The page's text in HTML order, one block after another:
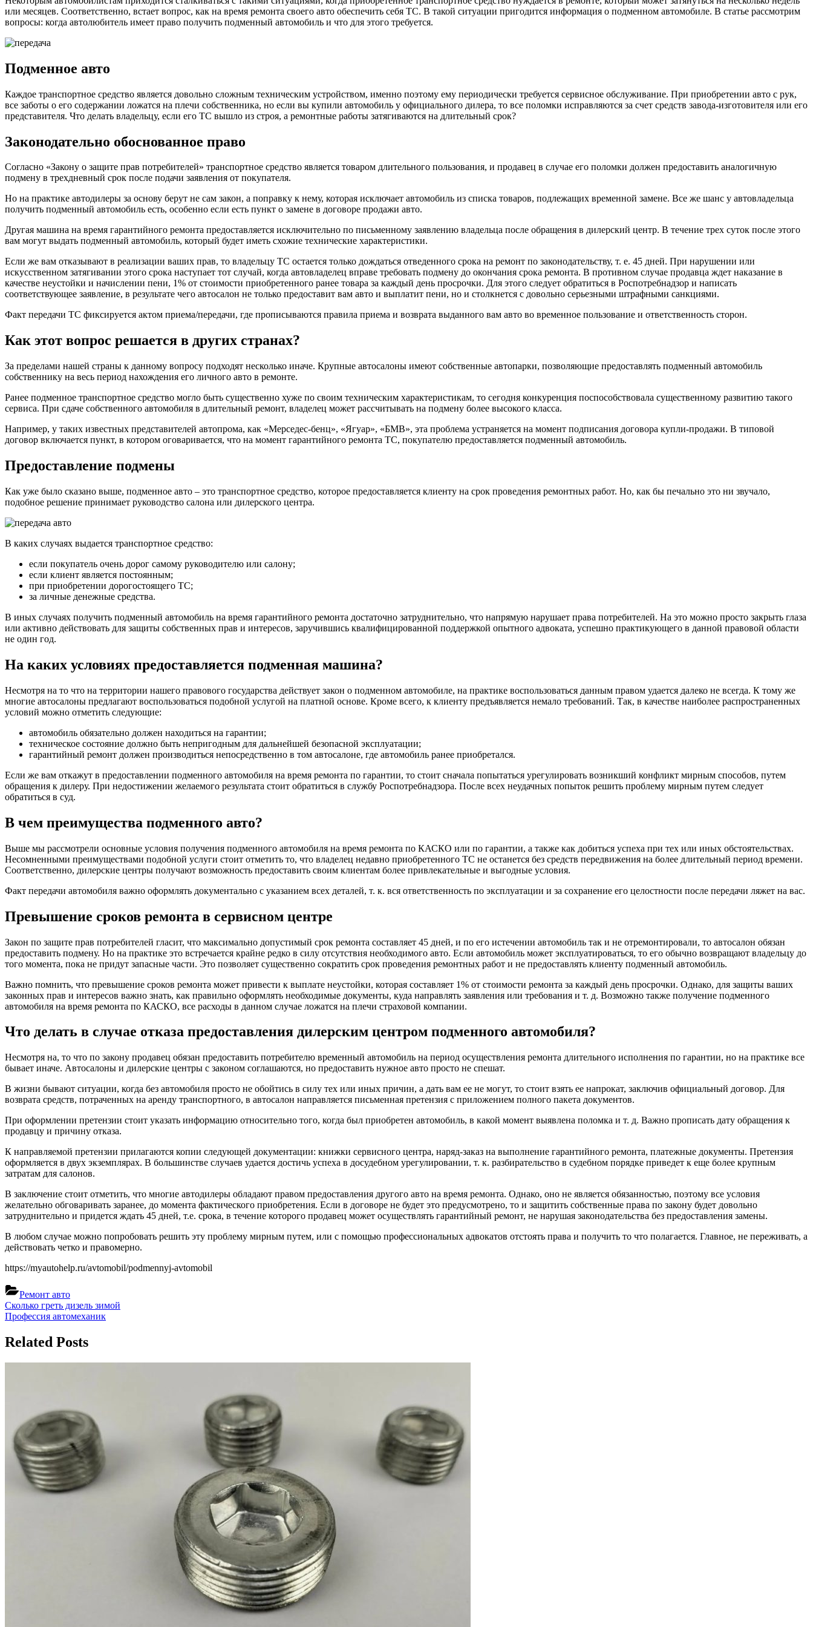
или месяцев. Соответственно, встает вопрос, как на время ремонта своего авто обеспечить себя ТС. В такой ситуации пригодится информация о подменном автомобиле. В статье рассмотрим
вопросы: когда автолюбитель имеет право получить подменный автомобиль и что для этого требуется.
Подменное авто
Каждое транспортное средство является довольно сложным техническим устройством, именно поэтому ему периодически требуется сервисное обслуживание. При приобретении авто с рук,
все заботы о его содержании ложатся на плечи собственника, но если вы купили автомобиль у официального дилера, то все поломки исправляются за счет средств завода-изготовителя или его
представителя. Что делать владельцу, если его ТС вышло из строя, а ремонтные работы затягиваются на длительный срок?
Законодательно обоснованное право
Согласно «Закону о защите прав потребителей» транспортное средство является товаром длительного пользования, и продавец в случае его поломки должен предоставить аналогичную
подмену в трехдневный срок после подачи заявления от покупателя.
Но на практике автодилеры за основу берут не сам закон, а поправку к нему, которая исключает автомобиль из списка товаров, подлежащих временной замене. Все же шанс у автовладельца
получить подменный автомобиль есть, особенно если есть пункт о замене в договоре продажи авто.
Другая машина на время гарантийного ремонта предоставляется исключительно по письменному заявлению владельца после обращения в дилерский центр. В течение трех суток после этого
вам могут выдать подменный автомобиль, который будет иметь схожие технические характеристики.
Если же вам отказывают в реализации ваших прав, то владельцу ТС остается только дождаться отведенного срока на ремонт по законодательству, т. е. 45 дней. При нарушении или
искусственном затягивании этого срока наступает тот случай, когда автовладелец вправе требовать подмену до окончания срока ремонта. В противном случае продавца ждет наказание в
качестве неустойки и начислении пени, 1% от стоимости приобретенного ранее товара за каждый день просрочки. Для этого следует обратиться в Роспотребнадзор и написать
соответствующее заявление, в результате чего автосалон не только предоставит вам авто и выплатит пени, но и столкнется с довольно серьезными штрафными санкциями.
Факт передачи ТС фиксируется актом приема/передачи, где прописываются правила приема и возврата выданного вам авто во временное пользование и ответственность сторон.
Как этот вопрос решается в других странах?
За пределами нашей страны к данному вопросу подходят несколько иначе. Крупные автосалоны имеют собственные автопарки, позволяющие предоставлять подменный автомобиль
собственнику на весь период нахождения его личного авто в ремонте.
Ранее подменное транспортное средство могло быть существенно хуже по своим техническим характеристикам, то сегодня конкуренция поспособствовала существенному развитию такого
сервиса. При сдаче собственного автомобиля в длительный ремонт, владелец может рассчитывать на подмену более высокого класса.
Например, у таких известных представителей автопрома, как «Мерседес-бенц», «Ягуар», «БМВ», эта проблема устраняется на момент подписания договора купли-продажи. В типовой
договор включается пункт, в котором оговаривается, что на момент гарантийного ремонта ТС, покупателю предоставляется подменный автомобиль.
Предоставление подмены
Как уже было сказано выше, подменное авто – это транспортное средство, которое предоставляется клиенту на срок проведения ремонтных работ. Но, как бы печально это ни звучало,
подобное решение принимает руководство салона или дилерского центра.
В каких случаях выдается транспортное средство:
если покупатель очень дорог самому руководителю или салону;
если клиент является постоянным;
при приобретении дорогостоящего ТС;
за личные денежные средства.
В иных случаях получить подменный автомобиль на время гарантийного ремонта достаточно затруднительно, что напрямую нарушает права потребителей. На это можно просто закрыть глаза
или активно действовать для защиты собственных прав и интересов, заручившись квалифицированной поддержкой опытного адвоката, успешно практикующего в данной правовой области
не один год.
На каких условиях предоставляется подменная машина?
Несмотря на то что на территории нашего правового государства действует закон о подменном автомобиле, на практике воспользоваться данным правом удается далеко не всегда. К тому же
многие автосалоны предлагают воспользоваться подобной услугой на платной основе. Кроме всего, к клиенту предъявляется немало требований. Так, в качестве наиболее распространенных
условий можно отметить следующие:
автомобиль обязательно должен находиться на гарантии;
техническое состояние должно быть непригодным для дальнейшей безопасной эксплуатации;
гарантийный ремонт должен производиться непосредственно в том автосалоне, где автомобиль ранее приобретался.
Если же вам откажут в предоставлении подменного автомобиля на время ремонта по гарантии, то стоит сначала попытаться урегулировать возникший конфликт мирным способов, путем
обращения к дилеру. При недостижении желаемого результата стоит обратиться в службу Роспотребнадзора. После всех неудачных попыток решить проблему мирным путем следует
обратиться в суд.
В чем преимущества подменного авто?
Выше мы рассмотрели основные условия получения подменного автомобиля на время ремонта по КАСКО или по гарантии, а также как добиться успеха при тех или иных обстоятельствах.
Несомненными преимуществами подобной услуги стоит отметить то, что владелец недавно приобретенного ТС не останется без средств передвижения на более длительный период времени.
Соответственно, дилерские центры получают возможность предоставить своим клиентам более привлекательные и выгодные условия.
Факт передачи автомобиля важно оформлять документально с указанием всех деталей, т. к. вся ответственность по эксплуатации и за сохранение его целостности после передачи ляжет на вас.
Превышение сроков ремонта в сервисном центре
Закон по защите прав потребителей гласит, что максимально допустимый срок ремонта составляет 45 дней, и по его истечении автомобиль так и не отремонтировали, то автосалон обязан
предоставить подмену. Но на практике это встречается крайне редко в силу отсутствия необходимого авто. Если автомобиль может эксплуатироваться, то его обычно возвращают владельцу до
того момента, пока не придут запасные части. Это позволяет существенно сократить срок проведения ремонтных работ и не предоставлять клиенту подменный автомобиль.
Важно помнить, что превышение сроков ремонта может привести к выплате неустойки, которая составляет 1% от стоимости ремонта за каждый день просрочки. Однако, для защиты ваших
законных прав и интересов важно знать, как правильно оформлять необходимые документы, куда направлять заявления или требования и т. д. Возможно также получение подменного
автомобиля на время ремонта по КАСКО, все расходы в данном случае ложатся на плечи страховой компании.
Что делать в случае отказа предоставления дилерским центром подменного автомобиля?
Несмотря на, то что по закону продавец обязан предоставить потребителю временный автомобиль на период осуществления ремонта длительного исполнения по гарантии, но на практике все
бывает иначе. Автосалоны и дилерские центры с законом соглашаются, но предоставить нужное авто просто не спешат.
В жизни бывают ситуации, когда без автомобиля просто не обойтись в силу тех или иных причин, а дать вам ее не могут, то стоит взять ее напрокат, заключив официальный договор. Для
возврата средств, потраченных на аренду транспортного, в автосалон направляется письменная претензия с приложением полного пакета документов.
При оформлении претензии стоит указать информацию относительно того, когда был приобретен автомобиль, в какой момент выявлена поломка и т. д. Важно прописать дату обращения к
продавцу и причину отказа.
К направляемой претензии прилагаются копии следующей документации: книжки сервисного центра, наряд-заказ на выполнение гарантийного ремонта, платежные документы. Претензия
оформляется в двух экземплярах. В большинстве случаев удается достичь успеха в досудебном урегулировании, т. к. разбирательство в судебном порядке приведет к еще более крупным
затратам для салонов.
В заключение стоит отметить, что многие автодилеры обладают правом предоставления другого авто на время ремонта. Однако, оно не является обязанностью, поэтому все условия
желательно обговаривать заранее, до момента фактического приобретения. Если в договоре не будет это предусмотрено, то и защитить собственные права по закону будет довольно
затруднительно и придется ждать 45 дней, т.е. срока, в течение которого продавец может осуществлять гарантийный ремонт, не нарушая законодательства без предоставления замены.
В любом случае можно попробовать решить эту проблему мирным путем, или с помощью профессиональных адвокатов отстоять права и получить то что полагается. Главное, не переживать, а
действовать четко и правомерно.
https://myautohelp.ru/avtomobil/podmennyj-avtomobil
Ремонт авто
Навигация
по
записям
Previous
Post:
Сколько греть дизель зимой
Next
Профессия автомеханик
Related Posts